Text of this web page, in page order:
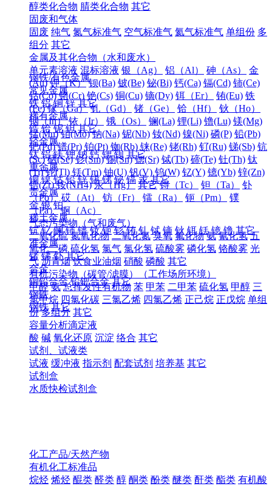
醇类化合物 腈类化合物 其它
固废和气体
固废 纯气 氮气标准气 空气标准气 氦气标准气 单组份 多
组分 其它
金属及其化合物（水和废水）
单元素溶液 混标溶液 银（Ag） 铝（Al） 砷（As）
金
(Au) 钾（K） 钡(Ba) 铍(Be) 铋(Bi) 钙(Ca) 镉(Cd) 铈(Ce)
钴(Co) 铬(Cr) 铯(Cs) 铜(Cu) 镝(Dy) 铒（Er） 铕(Eu) 铁
(Fe) 镓（Ga） 钆（Gd） 锗（Ge） 铪（Hf）
钬（Ho）
铟（In） 铱（Ir） 锇（Os） 镧(La) 锂(Li) 镥(Lu) 镁(Mg)
锰(Mn) 钼(Mo) 钠(Na) 铌(Nb) 钕(Nd) 镍(Ni) 磷(P) 铅(Pb)
钯(Pd) 镨(Pr) 铂(Pt) 铷(Rb) 铼(Re) 铑(Rh) 钌(Ru) 锑(Sb) 钪
(Sc) 硒(Se) 钐(Sm) 锡(Sn) 锶(Sr) 铽(Tb) 碲(Te) 钍(Th) 钛
(Ti) 铊(Tl) 铥(Tm) 铀(U) 钒(V) 钨(W) 钇(Y) 镱(Yb) 锌(Zn)
锆(Zr) 铵(NH4) 汞（Hg） 其它 锝（Tc） 钽（Ta）
钋
（Po） 砹（At） 钫（Fr） 镭（Ra） 钷（Pm）
镤
（Pa） 锕（Ac）
气态污染物（气和废气）
二氧化硫 氮氧化物 二氧化氮 臭氧 氟化物 氨 氰化氢 五
氧化二磷 硫化氢 氯气 氯化氢 硫酸雾 磷化氢 铬酸雾 光
气 沥青烟 饮食业油烟 硝酸 磷酸 其它
有机污染物（碳管/滤膜）（工作场所环境）
甲醛 氨 总挥发性有机物 苯 甲苯 二甲苯 硫化氢 甲醇 三
氯甲烷 四氯化碳 三氯乙烯 四氯乙烯 正己烷 正戊烷 单组
份 多组分 其它
容量分析滴定液
酸 碱 氧化还原 沉淀 络合 其它
试剂、试液类
试液 缓冲液 指示剂 配套试剂 培养基 其它
试剂盒
水质快检试剂盒
钢铁/有色金属
常见金属
铁 铝 铜 锌 其它
稀有金属
锆 铪 铌 钽 其它
轻金属
钛 铝 镁 钾 钠 钙 锶 钡 其它
重金属
铜 镍 钴 铅 锌 锡 锑 铋 镉 汞 其它
贵金属
金 银 铂
稀土金属
钪 钇 镧 铈 镨 钕 钷 钐 铕 钆 铽 镝 钬 铒 铥 镱 镥 其它
准金属
锗 锑 钋 其它
合金
铜铅合金 铅钯合金 其它
钢铁
钢铁 其它
化工产品/天然产物
有机化工标准品
烷烃 烯烃 醌类 醛类 醇 酮类 酚类 醚类 酐类 酯类 有机酸